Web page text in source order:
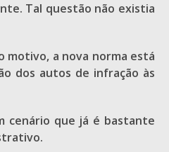
Tal questão não existia
motivo, a nova norma está
dos autos de infração às
cenário que já é bastante